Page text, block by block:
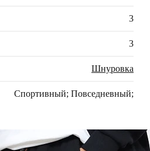
3
3
Шнуровка
Спортивный; Повседневный;